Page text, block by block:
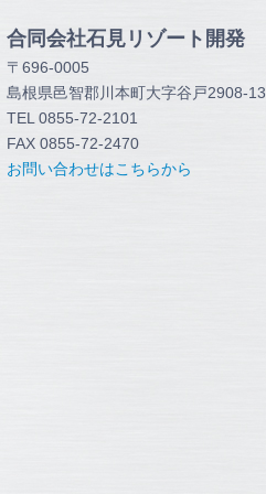
合同会社石見リゾート開発
〒696-0005
島根県邑智郡川本町大字谷戸2908-13
TEL 0855-72-2101
FAX 0855-72-2470
お問い合わせはこちらから